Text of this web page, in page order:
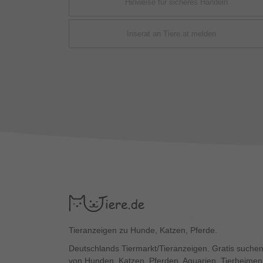
Hinweise für sicheres Handeln
Inserat an Tiere.at melden
Tieranzeigen zu Hunde, Katzen, Pferde.
Deutschlands Tiermarkt/Tieranzeigen. Gratis
von Hunden, Katzen, Pferden, Aquarien,